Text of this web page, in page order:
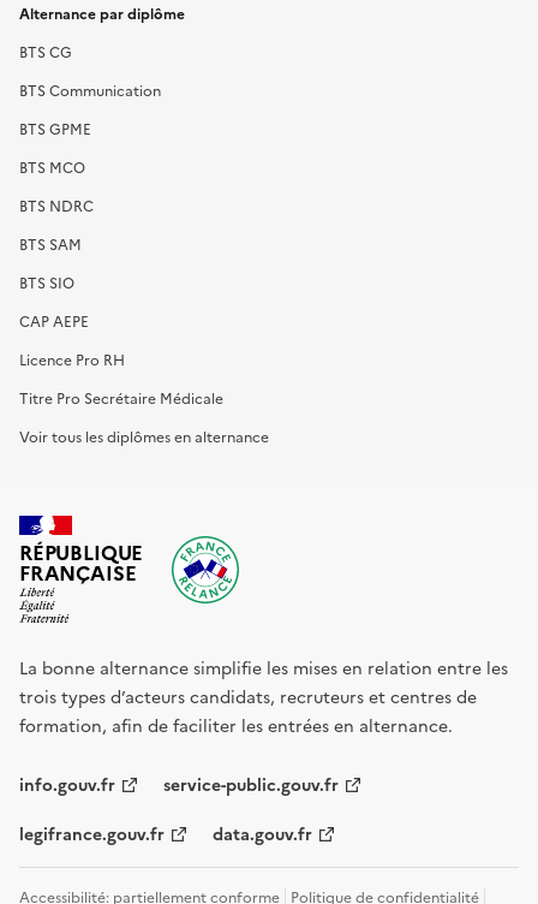
Alternance par diplôme
BTS CG
BTS Communication
BTS GPME
BTS MCO
BTS NDRC
BTS SAM
BTS SIO
CAP AEPE
Licence Pro RH
Titre Pro Secrétaire Médicale
Voir tous les diplômes en alternance
RÉPUBLIQUE
FRANÇAISE
La bonne alternance simplifie les mises en relation entre les
trois types d’acteurs candidats, recruteurs et centres de
formation, afin de faciliter les entrées en alternance.
info.gouv.fr service-public.gouv.fr
legifrance.gouv.fr data.gouv.fr
Accessibilité: partiellement conforme Politique de confidentialité